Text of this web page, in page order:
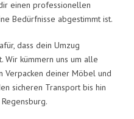
einen professionellen
Bedürfnisse abgestimmt ist.
dass dein Umzug
kümmern uns um alle
Verpacken deiner Möbel und
sicheren Transport bis hin